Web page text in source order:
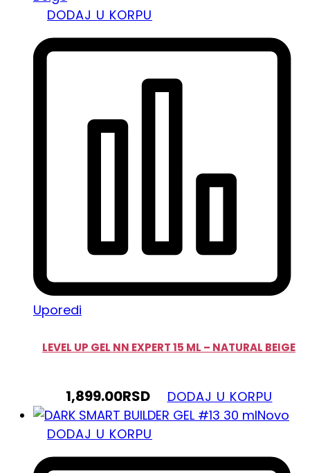
DODAJ U KORPU
Uporedi
LEVEL UP GEL NN EXPERT 15 ML – NATURAL BEIGE
1,899.00RSD
DODAJ U KORPU
Novo
DODAJ U KORPU